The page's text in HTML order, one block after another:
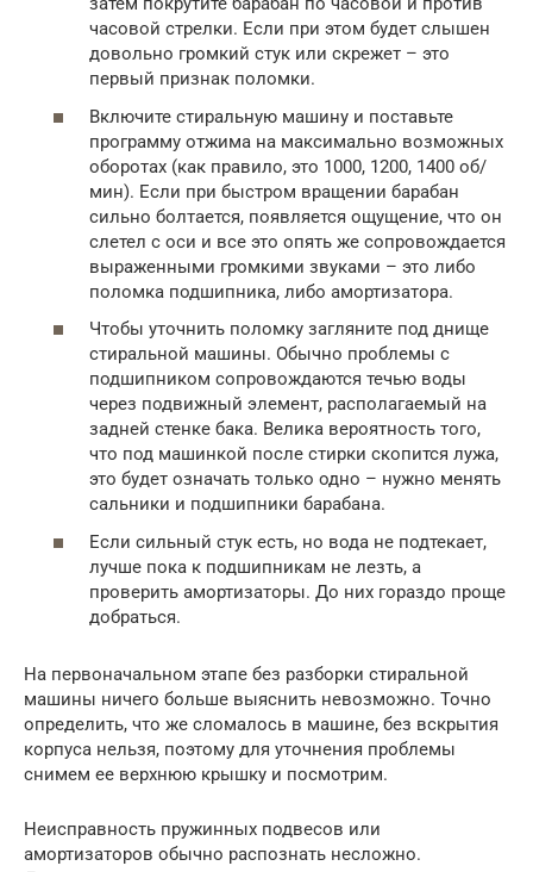
часовой стрелки. Если при этом будет слышен
довольно громкий стук или скрежет – это
первый признак поломки.
Включите стиральную машину и поставьте
программу отжима на максимально возможных
оборотах (как правило, это 1000, 1200, 1400 об/
мин). Если при быстром вращении барабан
сильно болтается, появляется ощущение, что он
слетел с оси и все это опять же сопровождается
выраженными громкими звуками – это либо
поломка подшипника, либо амортизатора.
Чтобы уточнить поломку загляните под днище
стиральной машины. Обычно проблемы с
подшипником сопровождаются течью воды
через подвижный элемент, располагаемый на
задней стенке бака. Велика вероятность того,
что под машинкой после стирки скопится лужа,
это будет означать только одно – нужно менять
сальники и подшипники барабана.
Если сильный стук есть, но вода не подтекает,
лучше пока к подшипникам не лезть, а
проверить амортизаторы. До них гораздо проще
добраться.
На первоначальном этапе без разборки стиральной
машины ничего больше выяснить невозможно. Точно
определить, что же сломалось в машине, без вскрытия
корпуса нельзя, поэтому для уточнения проблемы
снимем ее верхнюю крышку и посмотрим.
Неисправность пружинных подвесов или
амортизаторов обычно распознать несложно.